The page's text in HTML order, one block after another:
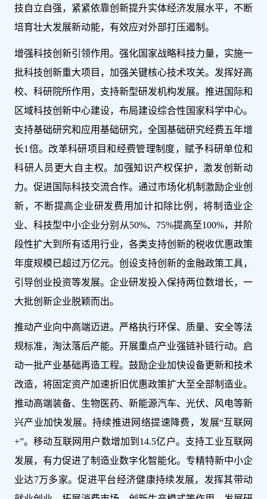
技自立自强，紧紧依靠创新提升实体经济发展水平，不断
培育壮大发展新动能，有效应对外部打压遏制。
增强科技创新引领作用。强化国家战略科技力量，实施一
批科技创新重大项目，加强关键核心技术攻关。发挥好高
校、科研院所作用，支持新型研发机构发展。推进国际和
区域科技创新中心建设，布局建设综合性国家科学中心。
支持基础研究和应用基础研究，全国基础研究经费五年增
长1倍。改革科研项目和经费管理制度，赋予科研单位和
科研人员更大自主权。加强知识产权保护，激发创新动
力。促进国际科技交流合作。通过市场化机制激励企业创
新，不断提高企业研发费用加计扣除比例，将制造业企
业、科技型中小企业分别从50%、75%提高至100%，并阶
段性扩大到所有适用行业，各类支持创新的税收优惠政策
年度规模已超过万亿元。创设支持创新的金融政策工具，
引导创业投资等发展。企业研发投入保持两位数增长，一
大批创新企业脱颖而出。
推动产业向中高端迈进。严格执行环保、质量、安全等法
规标准，淘汰落后产能。开展重点产业强链补链行动。启
动一批产业基础再造工程。鼓励企业加快设备更新和技术
改造，将固定资产加速折旧优惠政策扩大至全部制造业。
推动高端装备、生物医药、新能源汽车、光伏、风电等新
兴产业加快发展。持续推进网络提速降费，发展“互联网
+”。移动互联网用户数增加到14.5亿户。支持工业互联网
发展，有力促进了制造业数字化智能化。专精特新中小企
业达7万多家。促进平台经济健康持续发展，发挥其带动